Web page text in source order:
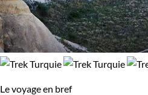
Le voyage en bref